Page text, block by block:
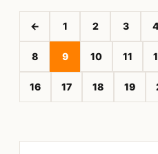
← 1 2 3
8 9 10 11
16 17 18 19